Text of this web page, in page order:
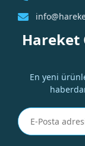
Hareket
En yeni